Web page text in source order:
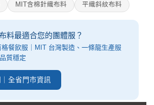
MIT含棉針織布料 平織斜紋布料
料最適合您的團體服？
餐飲服｜MIT 台灣製造、一條龍生產服
質穩定
全省門市資訊